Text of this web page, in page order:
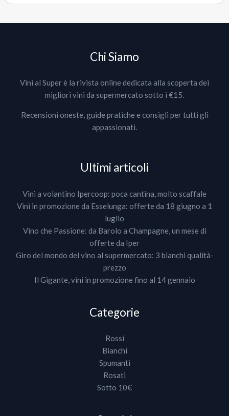
Chi Siamo
Vini al Super è la rivista online dedicata alla scoperta dei
migliori vini da supermercato sotto i €15.
Recensioni oneste, guide pratiche e consigli per tutti gli
appassionati.
Ultimi articoli
Vini a volantino Ipercoop: poca cantina, molto scaffale
Vini in promozione da Esselunga: offerte da 18 giugno a 1
luglio
Vino che Passione: da Barolo a Champagne, un mese di
offerte da Iper
Giro del mondo del vino al supermercato: 3 bianchi qualità-
prezzo
Il Gigante, vini in promozione fino al 14 gennaio
Categorie
Rossi
Bianchi
Spumanti
Rosati
Sotto 10€